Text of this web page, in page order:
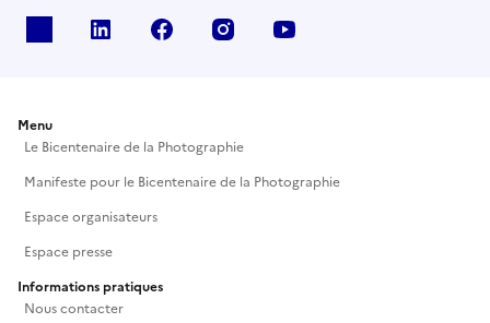
Linkedin Facebook Instagram
Menu
Le Bicentenaire de la Photographie
Manifeste pour le Bicentenaire de la Photographie
Espace organisateurs
Espace presse
Informations pratiques
Nous contacter